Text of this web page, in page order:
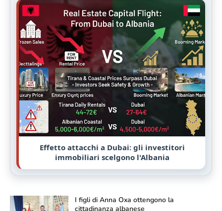
Effetto attacchi a Dubai: gli investitori
immobiliari scelgono l'Albania
I figli di Anna Oxa ottengono la
cittadinanza albanese